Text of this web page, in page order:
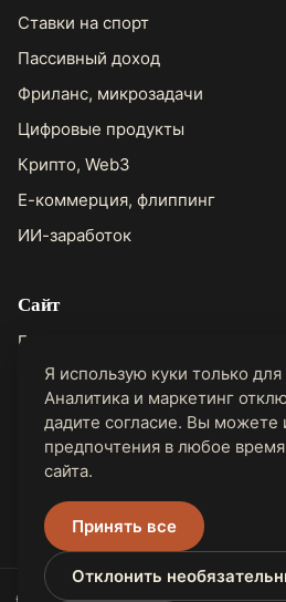
Ставки на спорт
Пассивный доход
Фриланс, микрозадачи
Цифровые продукты
Крипто, Web3
Е-коммерция, флиппинг
ИИ-заработок
Сайт
Главная
О Джоне
Контакты
Правовая информация
Конфиденциальность
Я использую куки только для
Аналитика и маркетинг
дадите согласие. Вы можете
предпочтения в любое
сайта.
Принять все
Отклонить